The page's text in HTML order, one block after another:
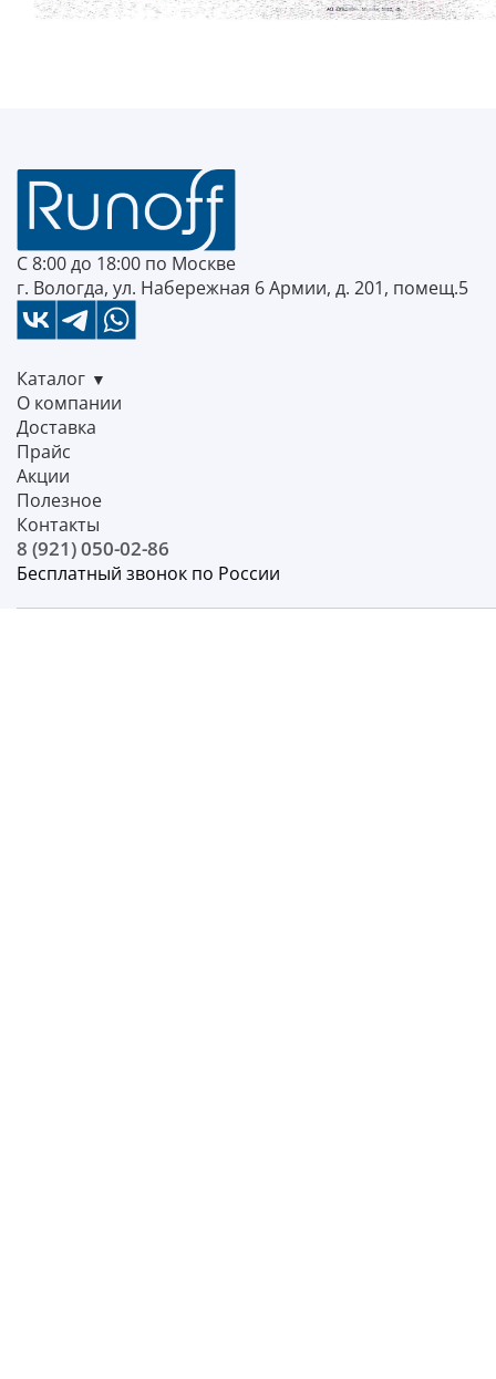
С 8:00 до 18:00 по Москве
г. Вологда, ул. Набережная 6 Армии, д. 201, помещ.5
Каталог
О компании
Доставка
Прайс
Акции
Полезное
Контакты
8 (921) 050-02-86
Бесплатный звонок по России